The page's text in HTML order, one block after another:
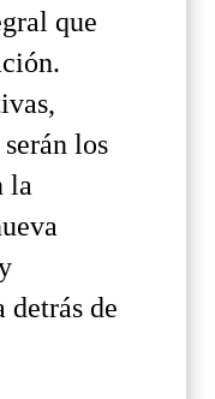
que
los
la
detrás de